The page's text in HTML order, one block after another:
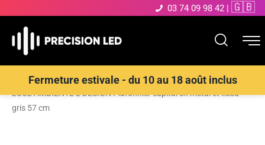
03 74 09 98 42 | 🇬🇧
Fermeture estivale - du 10 au 18 août inclus
Accueil>Boutique>ECLAIRAGE INTERIEUR LED>Plafonnier>
LUCE AMBIENTE E DESIGN Plafonnier capital en métal et tissu
gris 57 cm